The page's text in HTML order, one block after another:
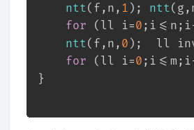
ntt(f,n, 1 ); ntt
for (ll i=0
ntt(f,n, 0 );  ll
for (ll i=0
}